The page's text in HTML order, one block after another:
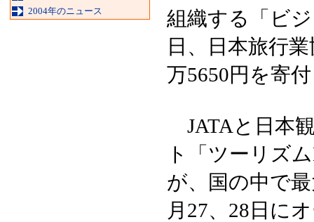
2004年のニュース
組織する「ビ
日、日本旅行
万5650円を寄
JATAと日本
ト「ツーリズ
が、国の中で
月27、28日に